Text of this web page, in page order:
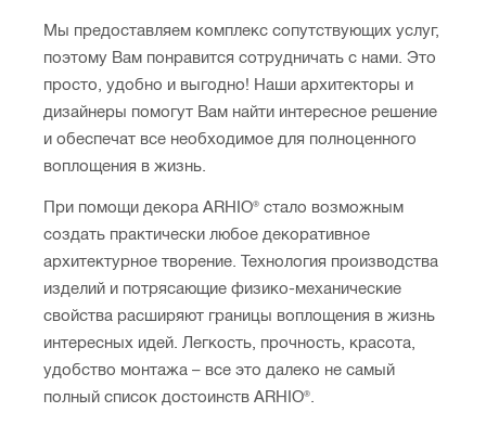
Мы предоставляем комплекс сопутствующих услуг,
поэтому Вам понравится сотрудничать с нами. Это
просто, удобно и выгодно! Наши архитекторы и
дизайнеры помогут Вам найти интересное решение
и обеспечат все необходимое для полноценного
воплощения в жизнь.
При помощи декора ARHIO® стало возможным
создать практически любое декоративное
архитектурное творение. Технология производства
изделий и потрясающие физико-механические
свойства расширяют границы воплощения в жизнь
интересных идей. Легкость, прочность, красота,
удобство монтажа – все это далеко не самый
полный список достоинств ARHIO®.